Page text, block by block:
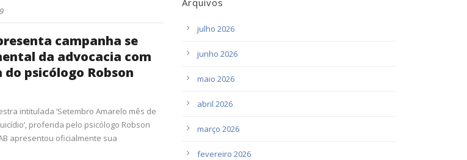
campanha se
da advocacia com
psicólogo Robson
intitulada ‘Setembro Amarelo mês de
proferida pelo psicólogo Robson
apresentou oficialmente sua
julho 2026
junho 2026
maio 2026
abril 2026
março 2026
fevereiro 2026